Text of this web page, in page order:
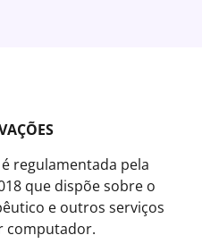
regulamentada pela
que dispõe sobre o
e outros serviços
computador.